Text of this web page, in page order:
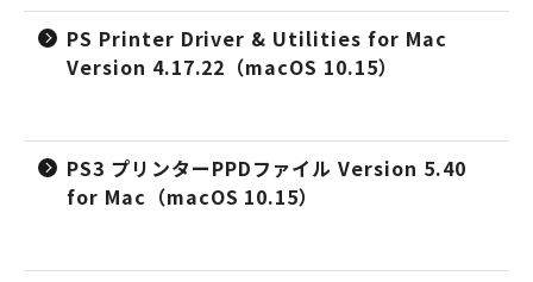
PS Printer Driver & Utilities for Mac
Version 4.17.22（macOS 10.15）
PS3 プリンターPPDファイル Version 5.40
for Mac（macOS 10.15）